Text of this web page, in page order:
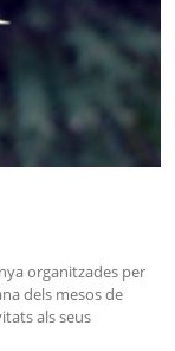
organitzades per
dels mesos de
als seus